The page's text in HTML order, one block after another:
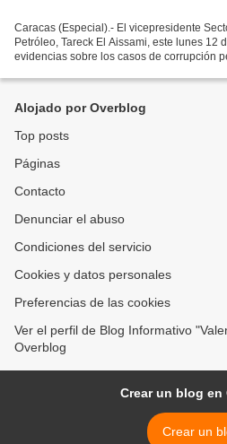
Caracas (Especial).- El vicepresidente
Petróleo, Tareck El Aissami, este lunes 12
evidencias sobre los casos de corrupción
Alojado por Overblog
Top posts
Páginas
Contacto
Denunciar el abuso
Condiciones del servicio
Cookies y datos personales
Preferencias de las cookies
Ver el perfil de Blog Informativo
Overblog
Crear un blog en
Crear un